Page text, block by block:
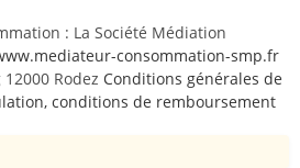
: La Société Médiation
consommation-smp.fr
Rodez Conditions générales de
conditions de remboursement